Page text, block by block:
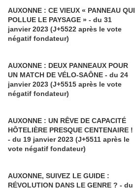
AUXONNE : CE VIEUX « PANNEAU QUI
POLLUE LE PAYSAGE » - du 31
janvier 2023 (J+5522 après le vote
négatif fondateur)
AUXONNE : DEUX PANNEAUX POUR
UN MATCH DE VÉLO-SAÔNE - du 24
janvier 2023 (J+5515 après le vote
négatif fondateur)
AUXONNE : UN RÊVE DE CAPACITÉ
HÔTELIÈRE PRESQUE CENTENAIRE !
- du 19 janvier 2023 (J+5511 après le
vote négatif fondateur)
AUXONNE, SUIVEZ LE GUIDE :
RÉVOLUTION DANS LE GENRE ? - du